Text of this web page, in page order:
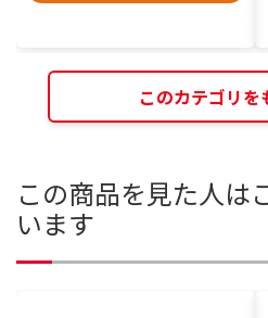
このカテゴリを
この商品を見た人は
います